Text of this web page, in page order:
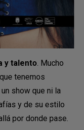
y talento. Mucho
tenemos
show que ni la
y de su estilo
por donde pase.